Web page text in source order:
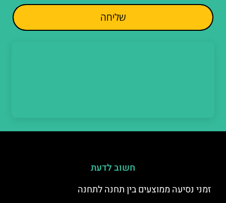
שליחה
חשוב לדעת
זמני נסיעה ממוצעים בין תחנה לתחנה